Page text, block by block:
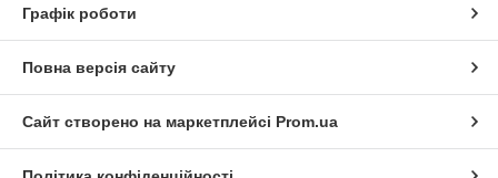
Графік роботи
Повна версія сайту
Сайт створено на маркетплейсі Prom.ua